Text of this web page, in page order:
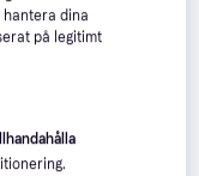
hantera dina
på legitimt